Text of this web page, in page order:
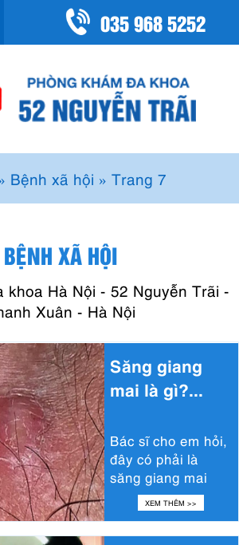
035 968 5252
Bệnh xã hội » Trang 7
BỆNH XÃ HỘI
khoa Hà Nội - 52 Nguyễn Trãi -
Xuân - Hà Nội
Săng giang
mai là gì?...
Bác sĩ cho em hỏi,
đây có phải là
săng giang mai
không ạ? Chào
bạn, Săng giang
mai thường xuất...
XEM THÊM >>